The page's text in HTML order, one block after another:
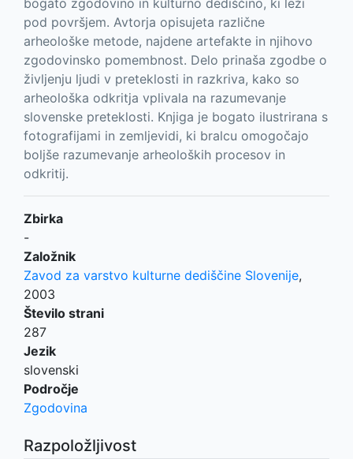
bogato zgodovino in kulturno dediščino, ki leži
pod površjem. Avtorja opisujeta različne
arheološke metode, najdene artefakte in njihovo
zgodovinsko pomembnost. Delo prinaša zgodbe o
življenju ljudi v preteklosti in razkriva, kako so
arheološka odkritja vplivala na razumevanje
slovenske preteklosti. Knjiga je bogato ilustrirana s
fotografijami in zemljevidi, ki bralcu omogočajo
boljše razumevanje arheoloških procesov in
odkritij.
Zbirka
-
Založnik
Zavod za varstvo kulturne dediščine Slovenije,
2003
Število strani
287
Jezik
slovenski
Področje
Zgodovina
Razpoložljivost